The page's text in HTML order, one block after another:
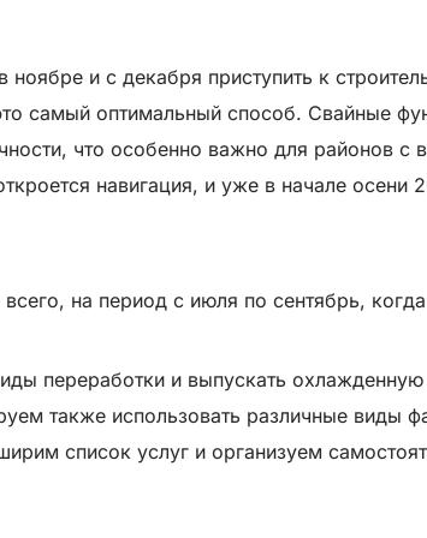
ноябре и с декабря приступить к
самый оптимальный способ. Свайные
что особенно важно для районов с
навигация, и уже в начале
на период с июля по сентябрь,
переработки и выпускать
также использовать различные виды
список услуг и организуем